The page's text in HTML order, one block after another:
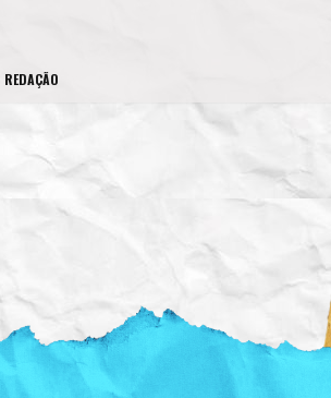
REDAÇÃO